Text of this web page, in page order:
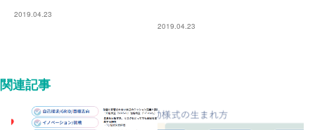
2019.04.23
2019.04.23
関連記事